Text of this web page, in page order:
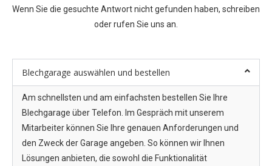
Wenn Sie die gesuchte Antwort nicht gefunden haben, schreiben
oder rufen Sie uns an.
Blechgarage auswählen und bestellen
Am schnellsten und am einfachsten bestellen Sie Ihre
Blechgarage über Telefon. Im Gespräch mit unserem
Mitarbeiter können Sie Ihre genauen Anforderungen und
den Zweck der Garage angeben. So können wir Ihnen
Lösungen anbieten, die sowohl die Funktionalität